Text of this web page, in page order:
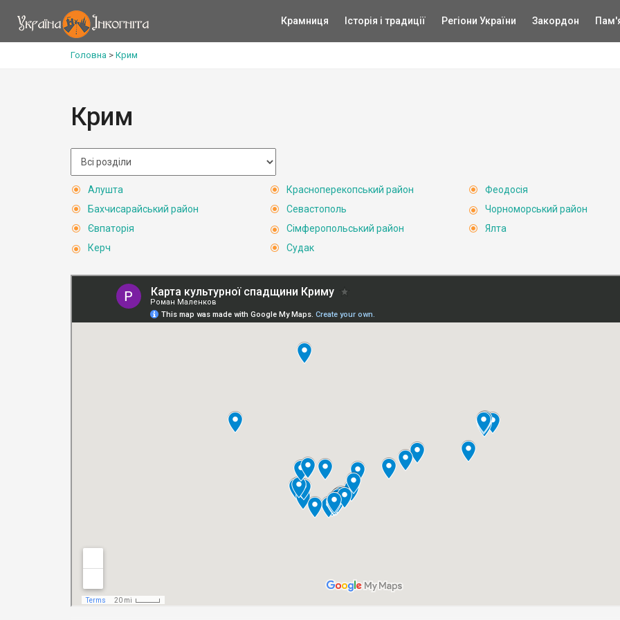
Крамниця Історія і традиції Регіони України Закордон
Головна > Крим
Крим
Алушта
Бахчисарайський район
Євпаторія
Керч
Красноперекопський район
Севастополь
Сімферопольський район
Судак
Феодосія
Чорноморський район
Ялта